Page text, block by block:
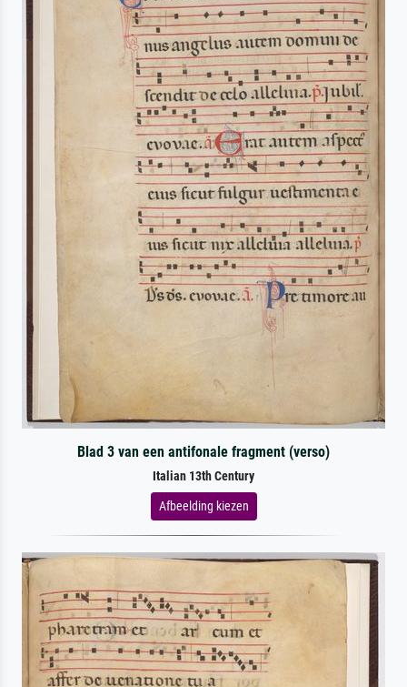
Blad 3 van een antifonale fragment (verso)
Italian 13th Century
Afbeelding kiezen